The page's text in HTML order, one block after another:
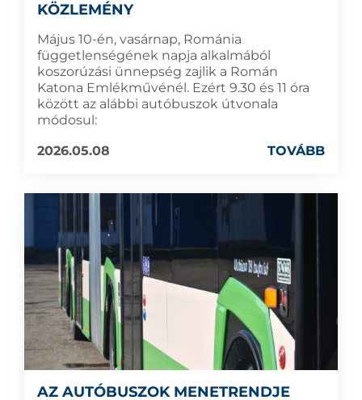
KÖZLEMÉNY
Május 10-én, vasárnap, Románia
függetlenségének napja alkalmából
koszorúzási ünnepség zajlik a Román
Katona Emlékművénél. Ezért 9.30 és 11 óra
között az alábbi autóbuszok útvonala
módosul:
2026.05.08
TOVÁBB
AZ AUTÓBUSZOK MENETRENDJE